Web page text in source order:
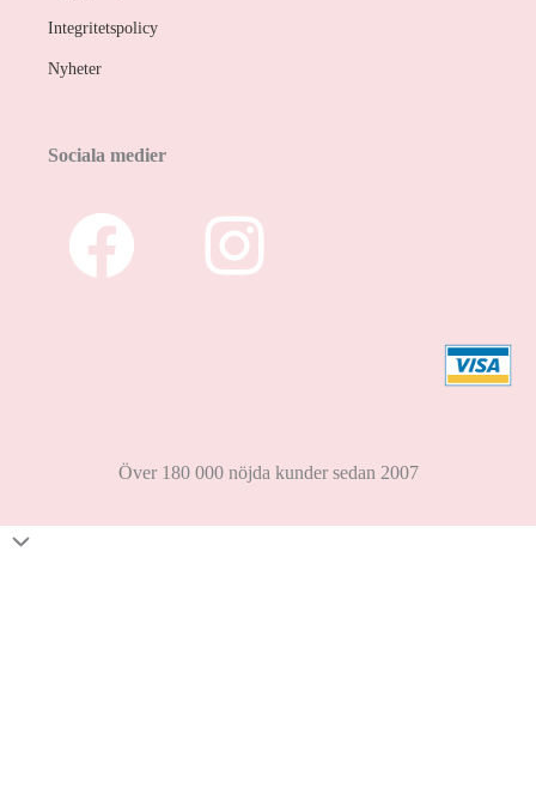
Integritetspolicy
Nyheter
Sociala medier
Över 180 000 nöjda kunder sedan 2007